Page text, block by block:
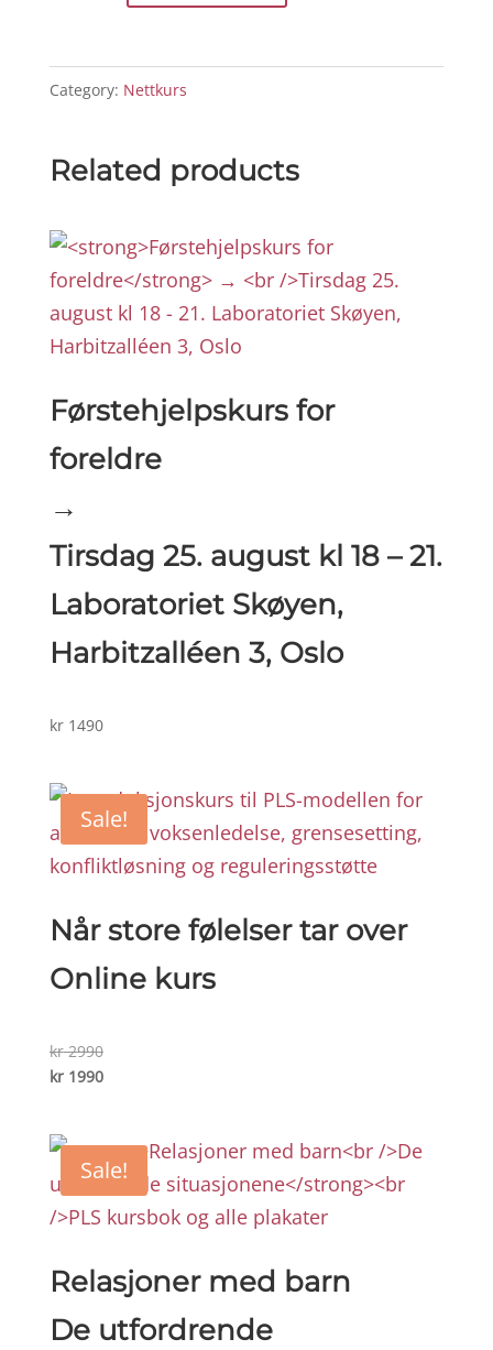
kursprisen
Category: Nettkurs
Related products
Førstehjelpskurs for
foreldre
→
Tirsdag 25. august kl 18 – 21.
Laboratoriet Skøyen,
Harbitzalléen 3, Oslo
kr1490
Sale!
Når store følelser tar over
Online kurs
kr2990Original
price
kr1990Current
kr 1990.
Sale!
Relasjoner med barn
De utfordrende